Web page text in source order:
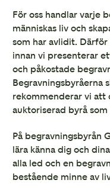
För oss handlar varje
människas liv och
som har avlidit. Därför
innan vi presenterar
och påkostade
Begravningsbyråerna
rekommenderar vi att
auktoriserad byrå
På begravningsbyrån
lära känna dig och
alla led och en
bestående minne av